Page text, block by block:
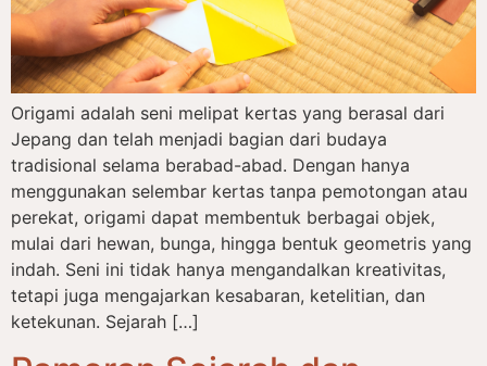
Origami adalah seni melipat kertas yang berasal dari
Jepang dan telah menjadi bagian dari budaya
tradisional selama berabad-abad. Dengan hanya
menggunakan selembar kertas tanpa pemotongan atau
perekat, origami dapat membentuk berbagai objek,
mulai dari hewan, bunga, hingga bentuk geometris yang
indah. Seni ini tidak hanya mengandalkan kreativitas,
tetapi juga mengajarkan kesabaran, ketelitian, dan
ketekunan. Sejarah […]